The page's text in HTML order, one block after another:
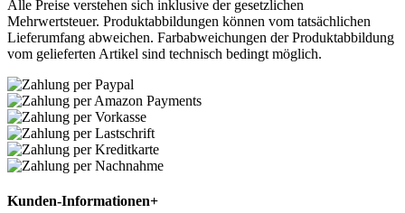
Alle Preise verstehen sich inklusive der gesetzlichen
Mehrwertsteuer. Produktabbildungen können vom tatsächlichen
Lieferumfang abweichen. Farbabweichungen der Produktabbildung
vom gelieferten Artikel sind technisch bedingt möglich.
Kunden-Informationen+